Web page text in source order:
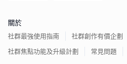
關於
社群最強使用指南
社群創作有價企劃
社群焦點功能及升級計劃
常見問題